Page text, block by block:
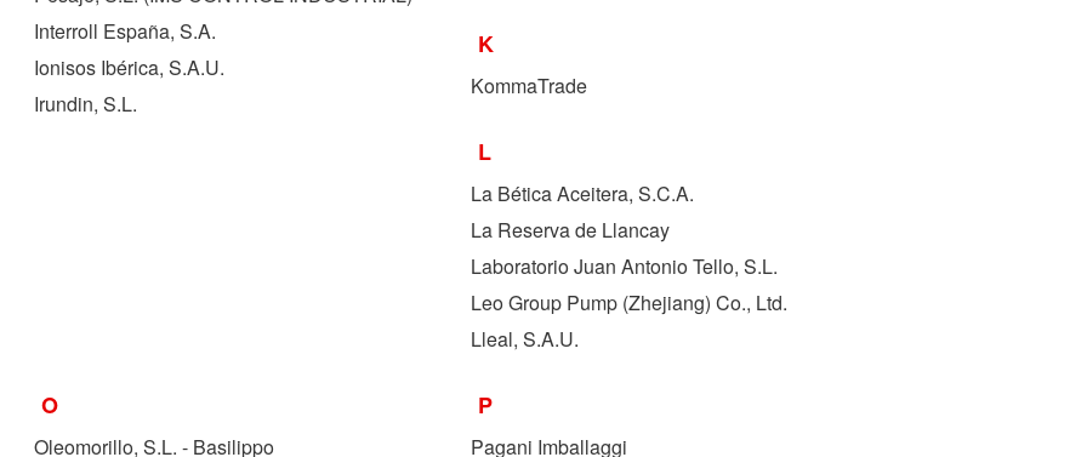
Interroll España, S.A.
Ionisos Ibérica, S.A.U.
Irundin, S.L.
K
KommaTrade
L
La Bética Aceitera, S.C.A.
La Reserva de Llancay
Laboratorio Juan Antonio Tello, S.L.
Leo Group Pump (Zhejiang) Co., Ltd.
Lleal, S.A.U.
O
Oleomorillo, S.L. - Basilippo
P
Pagani Imballaggi